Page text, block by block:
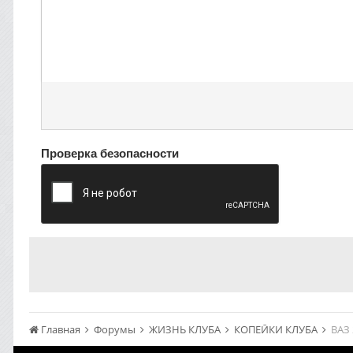
Проверка безопасности
Главная Форумы ЖИЗНЬ КЛУБА КОПЕЙКИ КЛУБА ВАЗ